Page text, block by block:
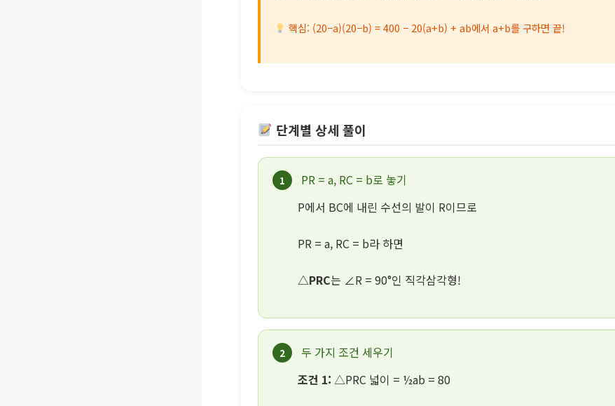
핵심: (20−a)(20−b) = 400 − 20(a+b) + ab에서 a+b를 구하면 끝!
단계별 상세 풀이
1
PR = a, RC = b로 놓기
P에서 BC에 내린 수선의 발이 R이므로
PR = a, RC = b라 하면
△PRC는 ∠R = 90°인 직각삼각형!
2
두 가지 조건 세우기
조건 1: △PRC 넓이 = ½ab = 80